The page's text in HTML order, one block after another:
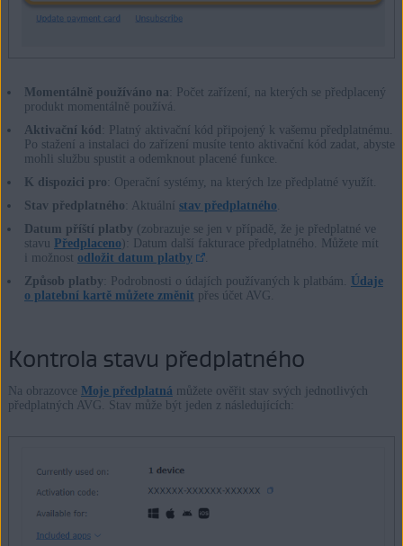
Momentálně používáno na : Počet zařízení, na kterých se předplacený
produkt momentálně používá.
Aktivační kód
: Platný aktivační kód připojený k vašemu předplatnému.
Po stažení a instalaci do zařízení musíte tento aktivační kód zadat, abyste
mohli službu spustit a odemknout placené funkce.
K dispozici pro : Operační systémy, na kterých lze předplatné využít.
Stav předplatného : Aktuální stav předplatného.
Datum příští platby (zobrazuje se jen v případě, že je předplatné ve
stavu Předplaceno ): Datum další fakturace předplatného. Můžete mít
i možnost odložit datum platby
.
Způsob platby : Podrobnosti o údajích používaných k platbám. Údaje
o platební kartě můžete změnit přes účet AVG.
Kontrola stavu předplatného
Na obrazovce Moje předplatnámůžete ověřit stav svých jednotlivých
předplatných AVG. Stav může být jeden z následujících: